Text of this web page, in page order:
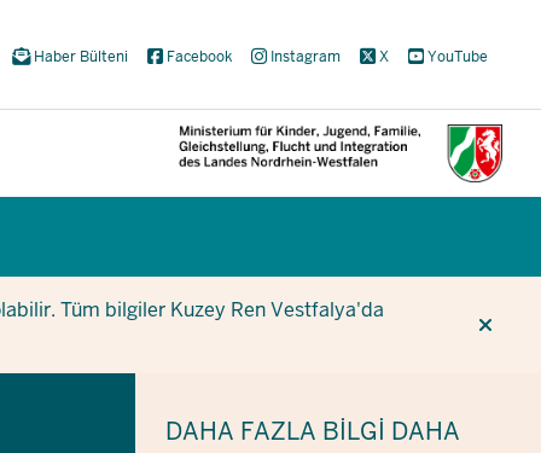
Haber Bülteni Facebook Instagram X YouTube
Tüm bilgiler Kuzey Ren Vestfalya'da
DAHA FAZLA BILGI DAHA